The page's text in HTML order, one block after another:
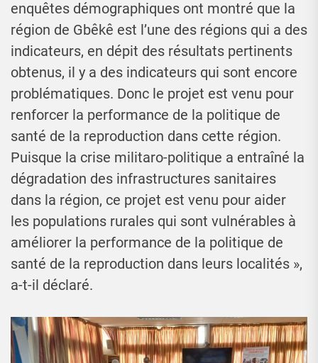
enquêtes démographiques ont montré que la
région de Gbêkê est l’une des régions qui a des
indicateurs, en dépit des résultats pertinents
obtenus, il y a des indicateurs qui sont encore
problématiques. Donc le projet est venu pour
renforcer la performance de la politique de
santé de la reproduction dans cette région.
Puisque la crise militaro-politique a entraîné la
dégradation des infrastructures sanitaires
dans la région, ce projet est venu pour aider
les populations rurales qui sont vulnérables à
améliorer la performance de la politique de
santé de la reproduction dans leurs localités »,
a-t-il déclaré.